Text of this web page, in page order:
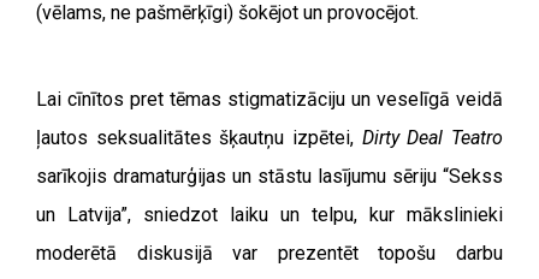
(vēlams, ne pašmērķīgi) šokējot un provocējot.
Lai cīnītos pret tēmas stigmatizāciju un veselīgā veidā
ļautos seksualitātes šķautņu izpētei, Dirty Deal Teatro
sarīkojis dramaturģijas un stāstu lasījumu sēriju “Sekss
un Latvija”, sniedzot laiku un telpu, kur mākslinieki
moderētā diskusijā var prezentēt topošu darbu